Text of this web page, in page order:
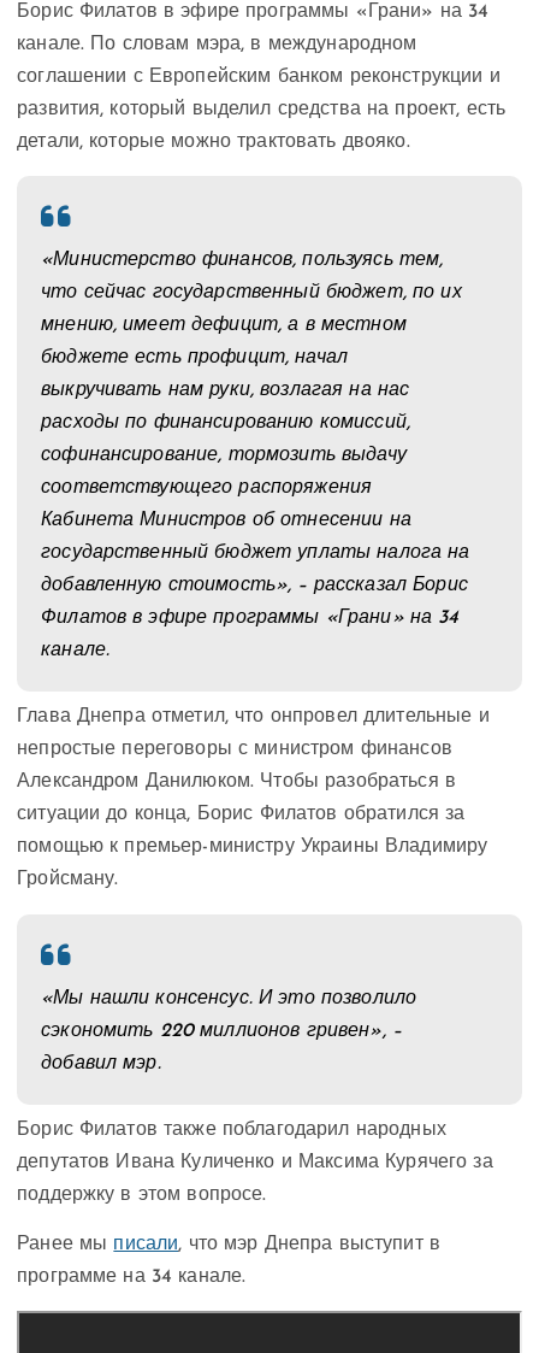
Борис Филатов в эфире программы «Грани» на 34
канале. По словам мэра, в международном
соглашении с Европейским банком реконструкции и
развития, который выделил средства на проект, есть
детали, которые можно трактовать двояко.
«Министерство финансов, пользуясь тем,
что сейчас государственный бюджет, по их
мнению, имеет дефицит, а в местном
бюджете есть профицит, начал
выкручивать нам руки, возлагая на нас
расходы по финансированию комиссий,
софинансирование, тормозить выдачу
соответствующего распоряжения
Кабинета Министров об отнесении на
государственный бюджет уплаты налога на
добавленную стоимость», – рассказал Борис
Филатов в эфире программы «Грани» на 34
канале.
Глава Днепра отметил, что онпровел длительные и
непростые переговоры с министром финансов
Александром Данилюком. Чтобы разобраться в
ситуации до конца, Борис Филатов обратился за
помощью к премьер-министру Украины Владимиру
Гройсману.
«Мы нашли консенсус. И это позволило
сэкономить 220 миллионов гривен», –
добавил мэр.
Борис Филатов также поблагодарил народных
депутатов Ивана Куличенко и Максима Курячего за
поддержку в этом вопросе.
Ранее мы писали, что мэр Днепра выступит в
программе на 34 канале.